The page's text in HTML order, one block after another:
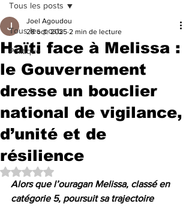
Tous les posts
Politique
Tous les posts
Haïti face à Melissa :
le Gouvernement
dresse un bouclier
national de vigilance,
d’unité et de
résilience
Joel Agoudou
28 oct. 2025 2 min de lecture
Noté NaN étoiles sur 5.
Alors que l’ouragan Melissa, classé en
catégorie 5, poursuit sa trajectoire